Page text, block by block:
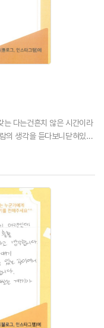
는 다는건흔치 않은 시간이라
의 생각을 듣다보니닫혀있던